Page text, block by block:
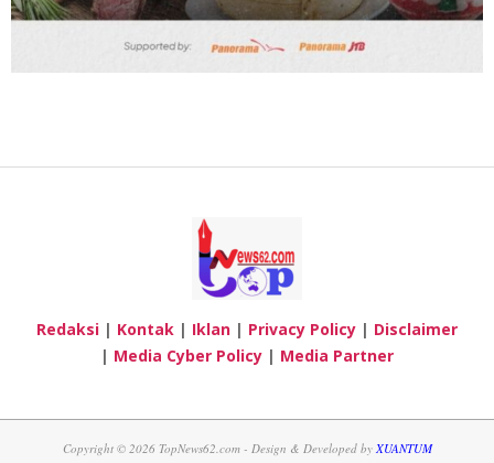
Redaksi | Kontak | Iklan | Privacy Policy | Disclaimer
| Media Cyber Policy | Media Partner
Copyright © 2026 TopNews62.com - Design & Developed by XUANTUM